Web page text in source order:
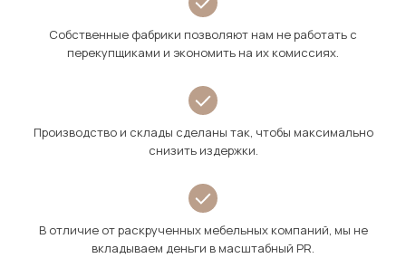
Собственные фабрики позволяют нам не работать с
перекупщиками и экономить на их комиссиях.
Производство и склады сделаны так, чтобы максимально
снизить издержки.
В отличие от раскрученных мебельных компаний, мы не
вкладываем деньги в масштабный PR.